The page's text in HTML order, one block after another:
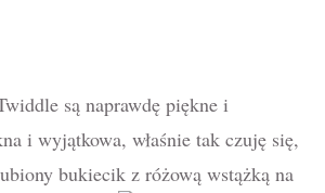
są naprawdę piękne i
i wyjątkowa, właśnie tak czuję się,
bukiecik z różową wstążką na